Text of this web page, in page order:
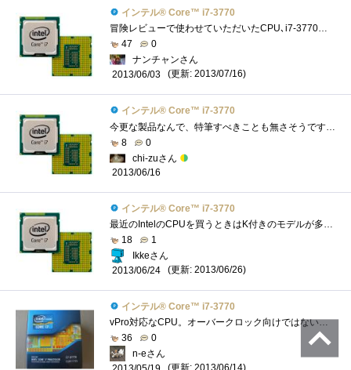
インテル® Core™ i7-3770
冒険レビューで使わせていただいたCPU､i7-3770です｡これのK付きを持ってるので､レビューをするまでただの無印と思ってました｡スペック自体は...
47
0
ナンチャンさん
2013/06/03
(更新: 2013/07/16)
インテル® Core™ i7-3770
今更な製品なんで、特筆すべきことも無さそうですが。とりあえず、久しぶりにリテールクーラーで使ってみましたが、相変わらずというか、酷�...
8
0
chi-zuさん
2013/06/16
インテル® Core™ i7-3770
最近のIntelのCPUを買うときはK付きのモデルが多いのですが、こちらはKなしモデル。実際、K付きモデルを買ってもオーバークロックとかはあまりや...
18
1
Ikkeさん
2013/06/24
(更新: 2013/06/26)
インテル® Core™ i7-3770
vPro対応なCPU。オーバークロック向けではないようですが、高性能なので快適です。vProPCの構成OS:CPU:IntelCorei7-3770マザーボード:メモリー:16GBSSD:電源:...
36
0
n-eさん
(更新: 2013/06/14)